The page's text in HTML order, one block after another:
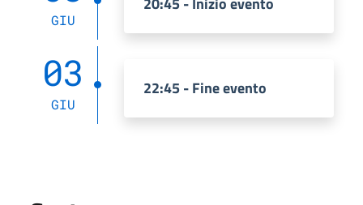
GIU
03
GIU
22:45 - Fine evento